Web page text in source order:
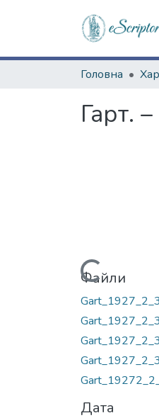
Головна
Гарт.
Вантажиться...
Файли
Дата